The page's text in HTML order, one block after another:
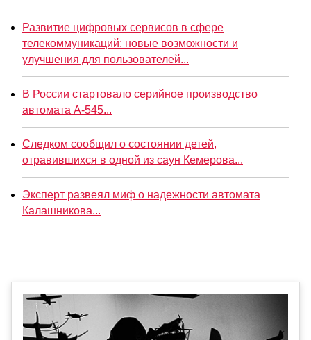
Развитие цифровых сервисов в сфере
телекоммуникаций: новые возможности и
улучшения для пользователей...
В России стартовало серийное производство
автомата А-545...
Следком сообщил о состоянии детей,
отравившихся в одной из саун Кемерова...
Эксперт развеял миф о надежности автомата
Калашникова...